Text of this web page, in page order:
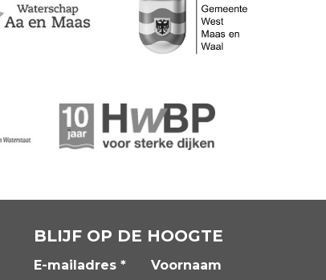
BLIJF OP DE HOOGTE
E-mailadres * Voornaam